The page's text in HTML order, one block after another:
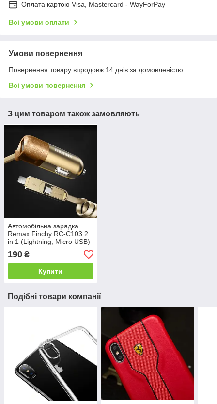
Оплата картою Visa, Mastercard - WayForPay
Всі умови оплати
Умови повернення
Повернення товару впродовж 14 днів за домовленістю
Всі умови повернення
З цим товаром також замовляють
Автомобільна зарядка
Remax Finchy RC-C103 2
in 1 (Lightning, Micro USB)
190 ₴
Купити
Подібні товари компанії